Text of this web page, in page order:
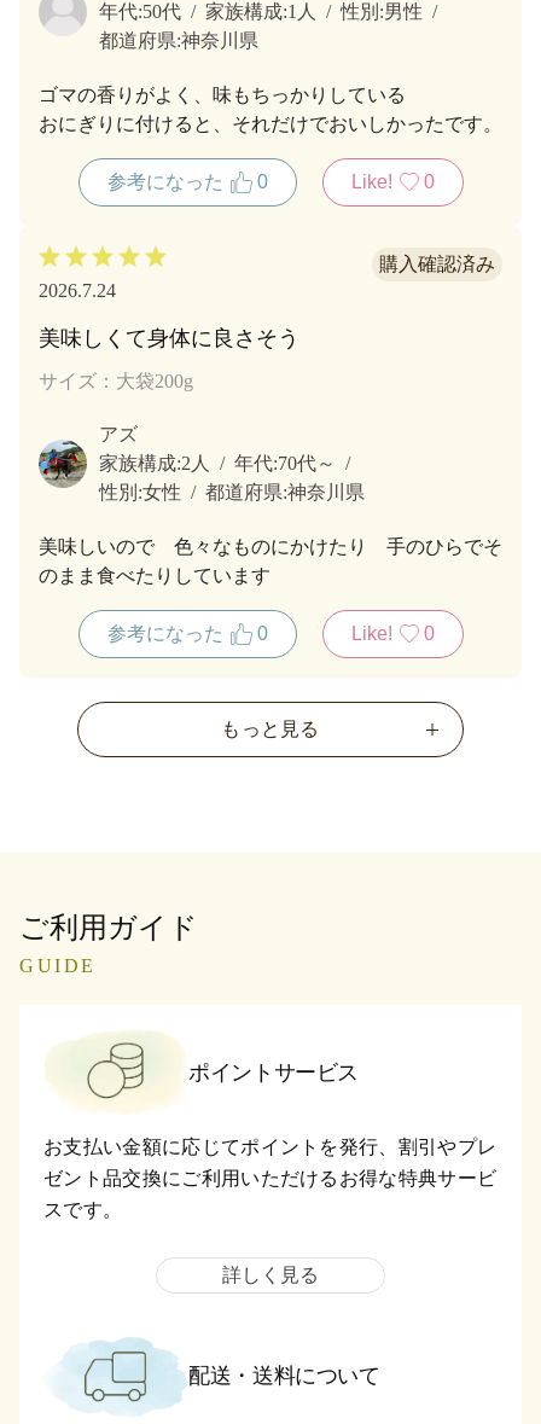
年代:50代 家族構成:1人 性別:男性
都道府県:神奈川県
ゴマの香りがよく、味もちっかりしている
おにぎりに付けると、それだけでおいしかったです。
参考になった 0 Like! 0
2026.7.24
美味しくて身体に良さそう
サイズ：大袋200g
アズ
家族構成:2人 年代:70代～
性別:女性 都道府県:神奈川県
美味しいので 色々なものにかけたり 手のひらでそ
のまま食べたりしています
参考になった 0 Like! 0
もっと見る
ご利用ガイド
GUIDE
ポイントサービス
お支払い金額に応じてポイントを発行、割引やプレ
ゼント品交換にご利用いただけるお得な特典サービ
スです。
詳しく見る
配送・送料について